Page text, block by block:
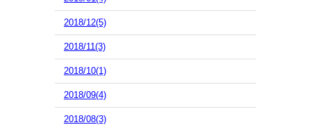
2018/12(5)
2018/11(3)
2018/10(1)
2018/09(4)
2018/08(3)